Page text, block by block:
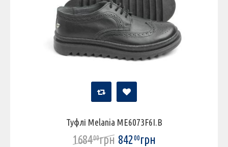
Туфлі Melania ME6073F6I.B
168400грн 84200грн